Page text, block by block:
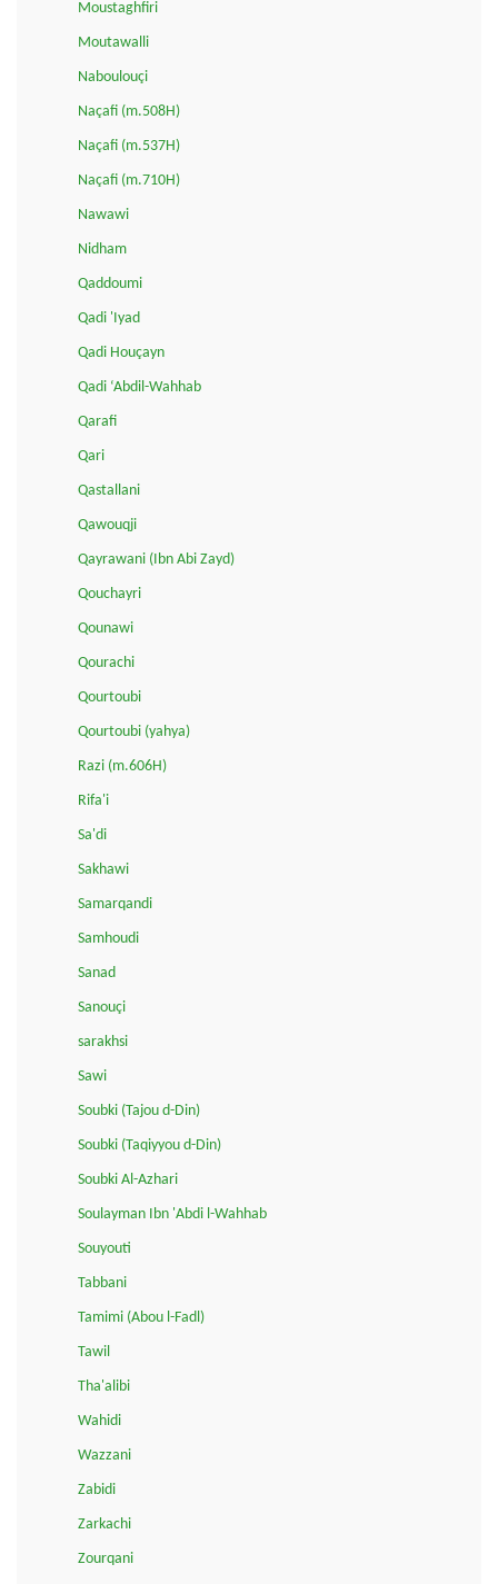
Moustaghfiri
Moutawalli
Naboulouçi
Naçafi (m.508H)
Naçafi (m.537H)
Naçafi (m.710H)
Nawawi
Nidham
Qaddoumi
Qadi 'Iyad
Qadi Houçayn
Qadi ‘Abdil-Wahhab
Qarafi
Qari
Qastallani
Qawouqji
Qayrawani (Ibn Abi Zayd)
Qouchayri
Qounawi
Qourachi
Qourtoubi
Qourtoubi (yahya)
Razi (m.606H)
Rifa'i
Sa'di
Sakhawi
Samarqandi
Samhoudi
Sanad
Sanouçi
sarakhsi
Sawi
Soubki (Tajou d-Din)
Soubki (Taqiyyou d-Din)
Soubki Al-Azhari
Soulayman Ibn 'Abdi l-Wahhab
Souyouti
Tabbani
Tamimi (Abou l-Fadl)
Tawil
Tha'alibi
Wahidi
Wazzani
Zabidi
Zarkachi
Zourqani